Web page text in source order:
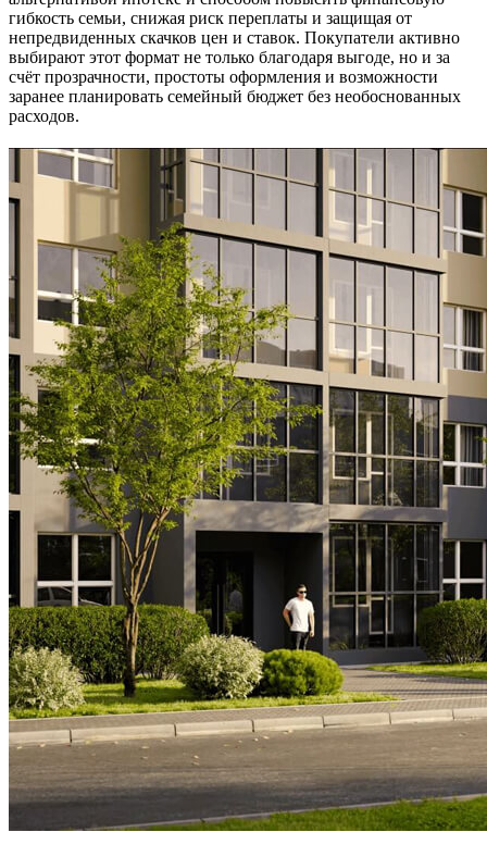
гибкость семьи, снижая риск переплаты и защищая от
непредвиденных скачков цен и ставок. Покупатели активно
выбирают этот формат не только благодаря выгоде, но и за
счёт прозрачности, простоты оформления и возможности
заранее планировать семейный бюджет без необоснованных
расходов.